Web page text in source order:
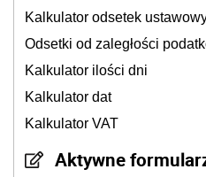
Kalkulator odsetek
Odsetki od zaległości
Kalkulator ilości dni
Kalkulator dat
Kalkulator VAT
Aktywne